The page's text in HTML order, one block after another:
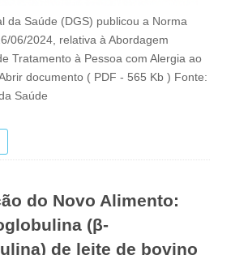
da Saúde (DGS) publicou a Norma
06/2024, relativa à Abordagem
Tratamento à Pessoa com Alergia ao
documento ( PDF - 565 Kb ) Fonte:
Saúde
do Novo Alimento:
(β-
de leite de bovino